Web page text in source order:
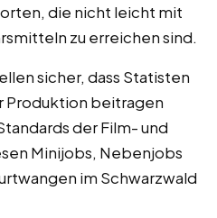
die nicht leicht mit
zu erreichen sind.
sicher, dass Statisten
Produktion beitragen
der Film- und
Minijobs, Nebenjobs
im Schwarzwald